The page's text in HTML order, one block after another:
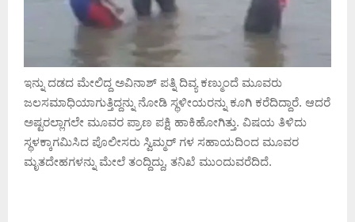
ಇನ್ನು ದಡದ ಮೇಲಿದ್ದ ಅವಿನಾಶ್ ಪತ್ನಿ ದಿವ್ಯ ಕಣ್ಮುಂದೆ ಮೂವರು
ಜಲಸಮಾಧಿಯಾಗುತ್ತಿದ್ದನ್ನು ನೋಡಿ ಸ್ಥಳೀಯರನ್ನು ಕೂಗಿ ಕರೆದಿದ್ದಾರೆ. ಆದರೆ
ಅಷ್ಟರಲ್ಲಾಗಲೇ ಮೂವರ ಪ್ರಾಣ ಪಕ್ಷಿ ಹಾಕಿಹೋಗಿತ್ತು. ವಿಷಯ ತಿಳಿದು
ಸ್ಥಳಕ್ಕಾಗಮಿಸಿದ ಪೊಲೀಸರು ಸ್ವಿಮ್ಮರ್ ಗಳ ಸಹಾಯದಿಂದ ಮೂವರ
ಮೃತದೇಹಗಳನ್ನು ಮೇಲೆ ತಂದ್ದಿದ್ದು, ತನಿಖೆ ಮುಂದುವರೆದಿದೆ.